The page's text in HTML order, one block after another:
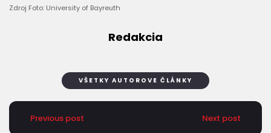
Zdroj Foto: University of Bayreuth
Redakcia
VŠETKY AUTOROVE ČLÁNKY
Previous post Next post